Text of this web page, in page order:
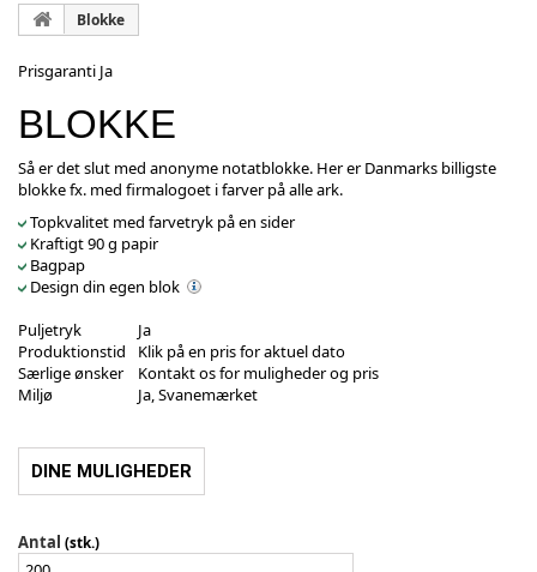
Blokke
Prisgaranti Ja
BLOKKE
Så er det slut med anonyme notatblokke. Her er Danmarks billigste
blokke fx. med firmalogoet i farver på alle ark.
Topkvalitet med farvetryk på en sider
Kraftigt 90 g papir
Bagpap
Design din egen blok
Puljetryk
Ja
Produktionstid
Klik på en pris for aktuel dato
Særlige ønsker
Kontakt os for muligheder og pris
Miljø
Ja, Svanemærket
DINE MULIGHEDER
Antal (stk.)